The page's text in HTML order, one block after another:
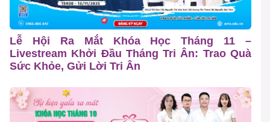
Lễ Hội Ra Mắt Khóa Học Tháng 11 –
Livestream Khởi Đầu Tháng Tri Ân: Trao Quà
Sức Khỏe, Gửi Lời Tri Ân